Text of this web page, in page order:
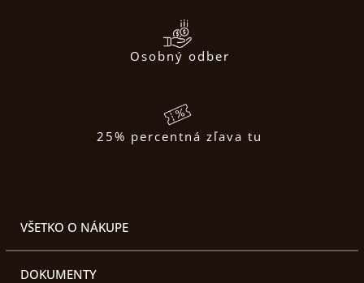
Osobný odber
25% percentná zľava tu
VŠETKO O NÁKUPE
DOKUMENTY